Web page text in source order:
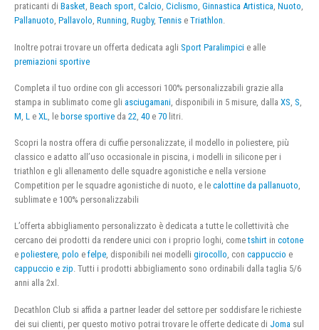
praticanti di Basket, Beach sport, Calcio, Ciclismo, Ginnastica Artistica, Nuoto,
Pallanuoto, Pallavolo, Running, Rugby, Tennis e Triathlon.
Inoltre potrai trovare un offerta dedicata agli Sport Paralimpici e alle
premiazioni sportive
Completa il tuo ordine con gli accessori 100% personalizzabili grazie alla
stampa in sublimato come gli asciugamani , disponibili in 5 misure, dalla XS S
M L e XL , le borse sportive da 22 40 e 70 litri.
Scopri la nostra offera di cuffie personalizzate, il modello in poliestere, più
classico e adatto all’uso occasionale in piscina, i modelli in silicone per i
triathlon e gli allenamento delle squadre agonistiche e nella versione
Competition per le squadre agonistiche di nuoto, e le calottine da pallanuoto,
sublimate e 100% personalizzabili
L’offerta abbigliamento personalizzato è dedicata a tutte le collettività che
cercano dei prodotti da rendere unici con i proprio loghi, cometshirt in cotone
e poliestere, polo e felpe, disponibili nei modelli girocollo, con cappuccio e
cappuccio e zip. Tutti i prodotti abbigliamento sono ordinabili dalla taglia 5/6
anni alla 2xl.
Decathlon Club si affida a partner leader del settore per soddisfare le richieste
dei sui clienti, per questo motivo potrai trovare le offerte dedicate di Joma sul